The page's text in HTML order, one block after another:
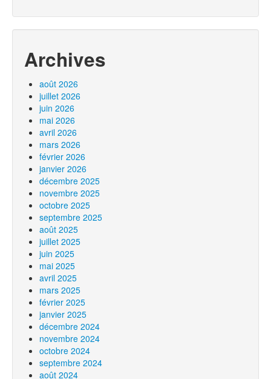
Archives
août 2026
juillet 2026
juin 2026
mai 2026
avril 2026
mars 2026
février 2026
janvier 2026
décembre 2025
novembre 2025
octobre 2025
septembre 2025
août 2025
juillet 2025
juin 2025
mai 2025
avril 2025
mars 2025
février 2025
janvier 2025
décembre 2024
novembre 2024
octobre 2024
septembre 2024
août 2024